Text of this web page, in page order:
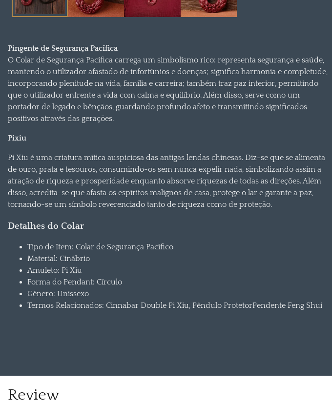
Pingente de Segurança Pacífica
O Colar de Segurança Pacífica carrega um simbolismo rico: representa segurança e saúde,
mantendo o utilizador afastado de infortúnios e doenças; significa harmonia e completude,
incorporando plenitude na vida, família e carreira; também traz paz interior, permitindo
que o utilizador enfrente a vida com calma e equilíbrio. Além disso, serve como um
portador de legado e bênçãos, guardando profundo afeto e transmitindo significados
positivos através das gerações.
Pixiu
Pi Xiu é uma criatura mítica auspiciosa das antigas lendas chinesas. Diz-se que se alimenta
de ouro, prata e tesouros, consumindo-os sem nunca expelir nada, simbolizando assim a
atração de riqueza e prosperidade enquanto absorve riquezas de todas as direções. Além
disso, acredita-se que afasta os espíritos malignos de casa, protege o lar e garante a paz,
tornando-se um símbolo reverenciado tanto de riqueza como de proteção.
Detalhes do Colar
Tipo de Item: Colar de Segurança Pacífico
Material: Cinábrio
Amuleto: Pi Xiu
Forma do Pendant: Círculo
Género: Unissexo
Termos Relacionados: Cinnabar Double Pi Xiu, Pêndulo ProtetorPendente Feng Shui
Review